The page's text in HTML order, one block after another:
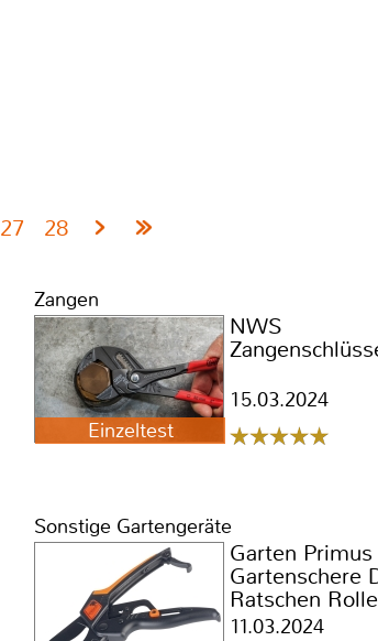
27 28
Zangen
Einzeltest
NWS
15.03.2024
Sonstige Gartengeräte
Garten Primus
Gartenschere
Ratschen
01095
11.03.2024